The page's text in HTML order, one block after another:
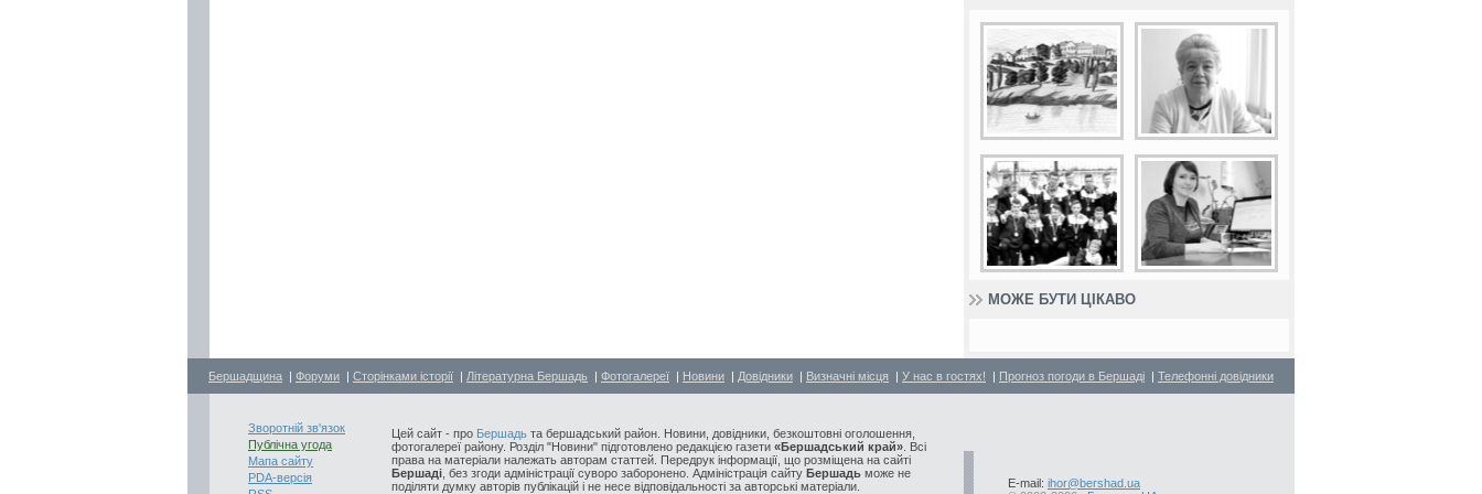
МОЖЕ БУТИ ЦІКАВО
Бершадщина | Форуми | Сторінками історії | Літературна Бершадь | Фотогалереї | Новини | Довідники | Визначні місця | У нас в гостях! | Прогноз погоди в Бершаді | Телефонні довідники
Зворотній зв'язок
Публічна угода
Мапа сайту
PDA-версія
Цей сайт - про Бершадь та бершадський район. Новини, довідники, безкоштовні оголошення,
фотогалереї району. Розділ "Новини" підготовлено редакцією газети «Бершадський край» . Всі
права на матеріали належать авторам статтей. Передрук інформації, що розміщена на сайті
Бершаді , без згоди адміністрації суворо заборонено. Адміністрація сайту Бершадь може не
поділяти думку авторів публікацій і не несе відповідальності за авторські матеріали.
E-mail: ihor@bershad.ua